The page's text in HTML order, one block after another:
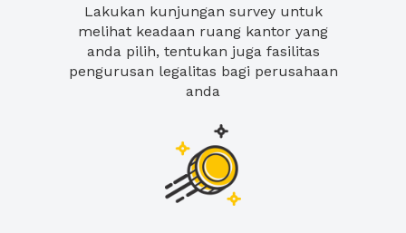
Lakukan kunjungan survey untuk
melihat keadaan ruang kantor yang
anda pilih, tentukan juga fasilitas
pengurusan legalitas bagi perusahaan
anda